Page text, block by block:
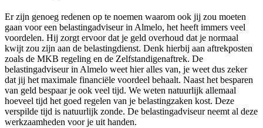
Er zijn genoeg redenen op te noemen waarom ook jij zou moeten
gaan voor een belastingadviseur in Almelo, het heeft immers veel
voordelen. Hij zorgt ervoor dat je geld overhoud dat je normaal
kwijt zou zijn aan de belastingdienst. Denk hierbij aan aftrekposten
zoals de MKB regeling en de Zelfstandigenaftrek. De
belastingadviseur in Almelo weet hier alles van, je weet dus zeker
dat jij het maximale financiële voordeel behaalt. Naast het besparen
van geld bespaar je ook veel tijd. We weten natuurlijk allemaal
hoeveel tijd het goed regelen van je belastingzaken kost. Deze
verspilde tijd is natuurlijk zonde. De belastingadviseur neemt al deze
werkzaamheden voor je uit handen.